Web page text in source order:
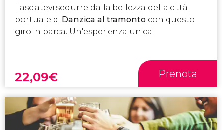
Lasciatevi sedurre dalla bellezza della città
portuale di Danzica al tramonto con questo
giro in barca. Un'esperienza unica!
22,09€ Prenota